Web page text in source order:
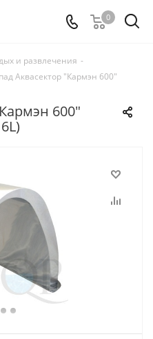
0
и развлечения -
Аквасектор "Кармэн 600"
600"